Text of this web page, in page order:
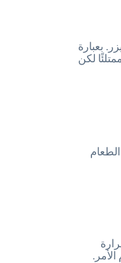
بعبارة
ممتلئًا لكن